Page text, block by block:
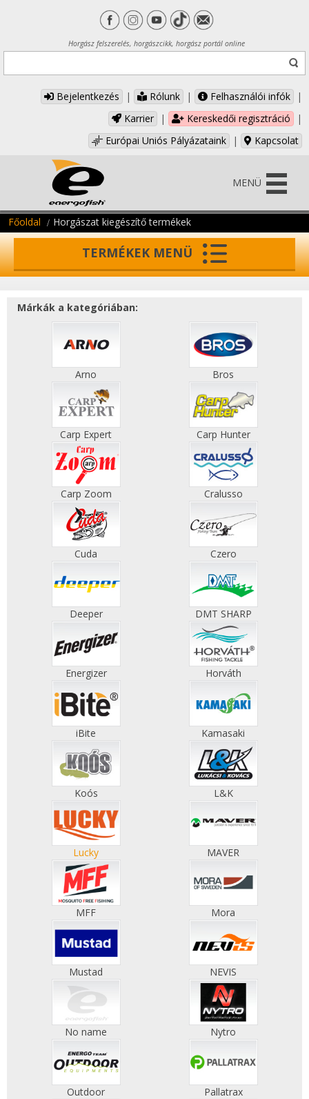
Horgász felszerelés, horgászcikk, horgász portál online
Bejelentkezés | Rólunk | Felhasználói infók
|
Karrier
| Kereskedői regisztráció
|
Európai Uniós Pályázataink
| Kapcsolat
MENÜ
Főoldal Horgászat kiegészítő termékek
TERMÉKEK MENÜ
Márkák a kategóriában:
Arno Bros
Carp Expert Carp Hunter
Carp Zoom Cralusso
Cuda Czero
Deeper DMT SHARP
Energizer Horváth
iBite Kamasaki
Koós L&K
Lucky MAVER
MFF Mora
Mustad NEVIS
No name Nytro
Outdoor Pallatrax